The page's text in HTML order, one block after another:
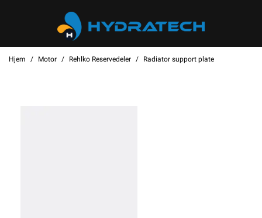
Hjem Motor Rehlko Reservedeler Radiator support plate